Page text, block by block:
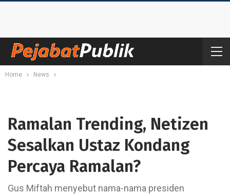
Home News
Ramalan Trending, Netizen
Sesalkan Ustaz Kondang
Percaya Ramalan?
Gus Miftah menyebut nama-nama presiden